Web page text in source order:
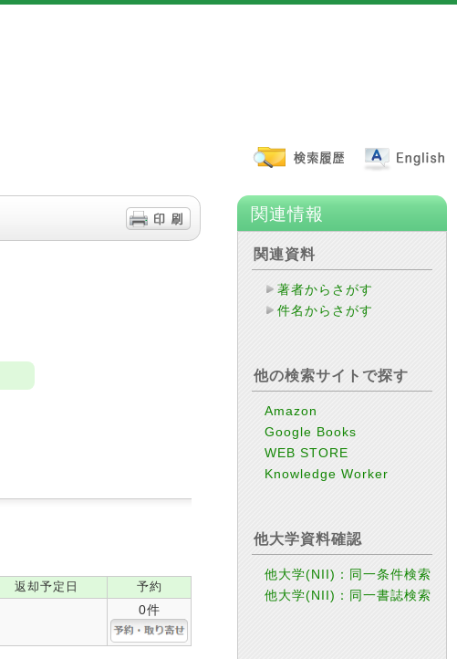
返却予定日 予約
0件
関連情報
関連資料
著者からさがす
件名からさがす
他の検索サイトで探す
Amazon
Google Books
WEB STORE
Knowledge Worker
他大学資料確認
他大学(NII)：同一条件検索
他大学(NII)：同一書誌検索